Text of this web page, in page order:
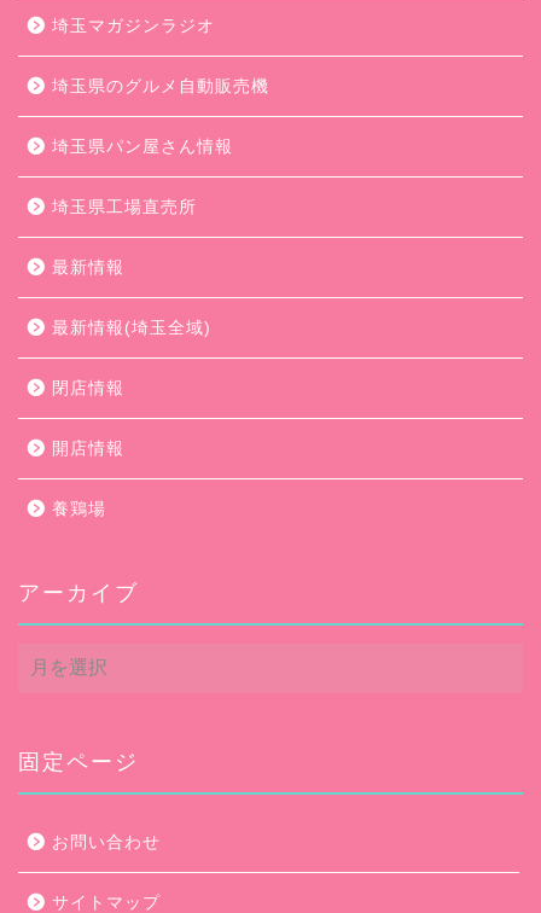
埼玉マガジンラジオ
埼玉県のグルメ自動販売機
埼玉県パン屋さん情報
埼玉県工場直売所
最新情報
最新情報(埼玉全域)
閉店情報
開店情報
養鶏場
アーカイブ
ア
ー
ブ
固定ページ
お問い合わせ
サイトマップ